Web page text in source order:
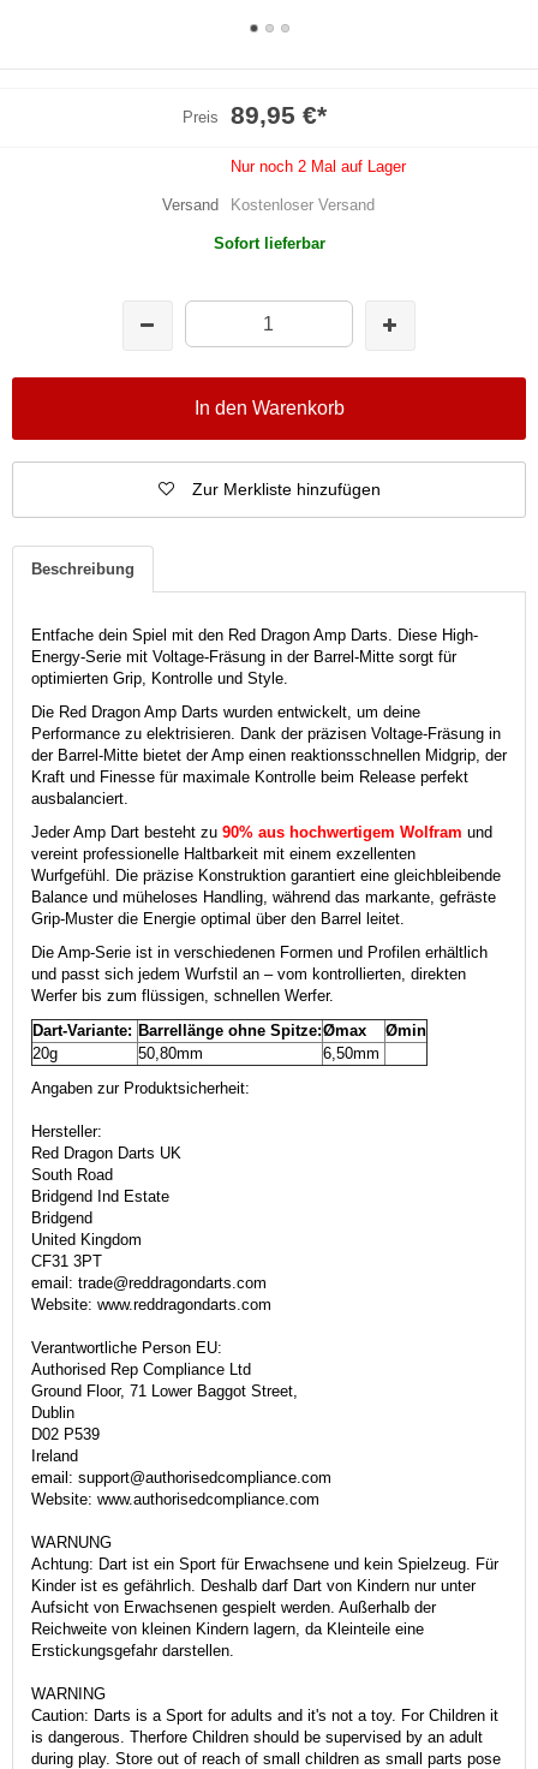
Preis 89,95 €*
Nur noch 2 Mal auf Lager
Versand Kostenloser Versand
Sofort lieferbar
In den Warenkorb
Zur Merkliste hinzufügen
Beschreibung
Entfache dein Spiel mit den Red Dragon Amp Darts.
Diese High-
Energy-Serie mit Voltage-Fräsung in der Barrel-Mitte sorgt für
optimierten Grip, Kontrolle und Style.
Die Red Dragon Amp Darts wurden entwickelt, um deine
Performance zu elektrisieren. Dank der präzisen Voltage-Fräsung in
der Barrel-Mitte bietet der Amp einen reaktionsschnellen Midgrip, der
Kraft und Finesse für maximale Kontrolle beim Release perfekt
ausbalanciert.
Jeder Amp Dart besteht zu 90% aus hochwertigem Wolfram und
vereint professionelle Haltbarkeit mit einem exzellenten
Wurfgefühl.
Die präzise Konstruktion garantiert eine gleichbleibende
Balance und müheloses Handling, während das markante, gefräste
Grip-Muster die Energie optimal über den Barrel leitet.
Die Amp-Serie ist in verschiedenen Formen und Profilen erhältlich
und passt sich jedem Wurfstil an – vom kontrollierten, direkten
Werfer bis zum flüssigen, schnellen Werfer.
Dart-Variante: Barrellänge ohne Spitze:Ømax
Ømin
20g
50,80mm
6,50mm
Angaben zur Produktsicherheit:
Hersteller:
Red Dragon Darts UK
South Road
Bridgend Ind Estate
Bridgend
United Kingdom
CF31 3PT
email: trade@reddragondarts.com
Website: www.reddragondarts.com
Verantwortliche Person EU:
Authorised Rep Compliance Ltd
Ground Floor, 71 Lower Baggot Street,
Dublin
D02 P539
Ireland
email: support@authorisedcompliance.com
Website: www.authorisedcompliance.com
WARNUNG
Achtung: Dart ist ein Sport für Erwachsene und kein Spielzeug. Für
Kinder ist es gefährlich. Deshalb darf Dart von Kindern nur unter
Aufsicht von Erwachsenen gespielt werden. Außerhalb der
Reichweite von kleinen Kindern lagern, da Kleinteile eine
Erstickungsgefahr darstellen.
WARNING
Caution: Darts is a Sport for adults and it's not a toy. For Children it
is dangerous. Therfore Children should be supervised by an adult
during play. Store out of reach of small children as small parts pose